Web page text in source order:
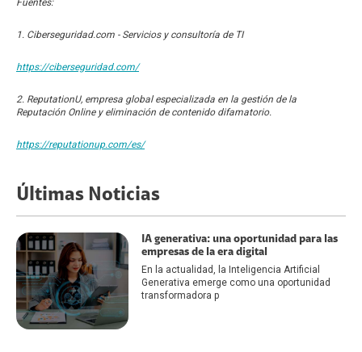
1. Ciberseguridad.com - Servicios y consultoría de TI
https://ciberseguridad.com/
2. ReputationU, empresa global especializada en la gestión de la
Reputación Online y eliminación de contenido difamatorio.
https://reputationup.com/es/
Últimas Noticias
IA generativa: una oportunidad para las
empresas de la era digital
En la actualidad, la Inteligencia Artificial
Generativa emerge como una oportunidad
transformadora p